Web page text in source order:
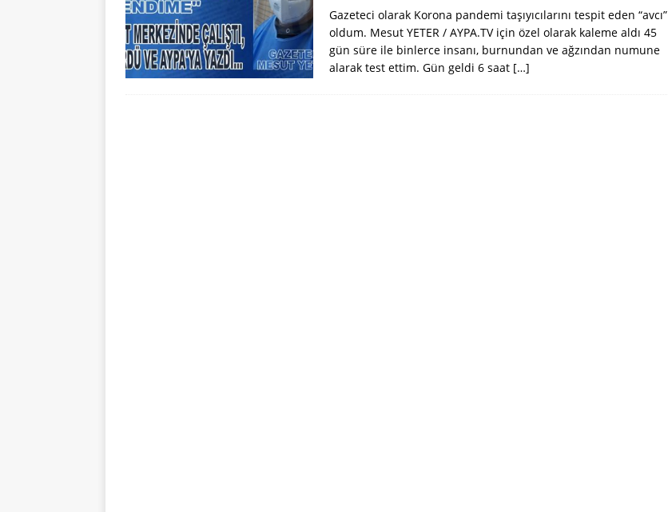
Gazeteci olarak Korona pandemi taşıyıcılarını tespit eden “avcı”
oldum. Mesut YETER / AYPA.TV için özel olarak kaleme aldı 45
gün süre ile binlerce insanı, burnundan ve ağzından numune
alarak test ettim. Gün geldi 6 saat […]